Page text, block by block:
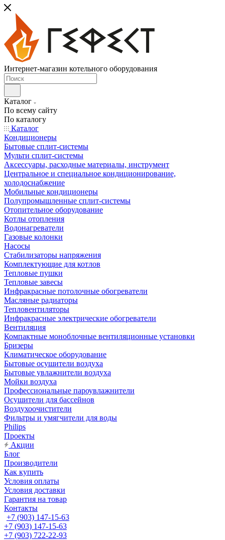
Интернет-магазин котельного оборудования
Каталог
По всему сайту
По каталогу
Каталог
Кондиционеры
Бытовые сплит-системы
Мульти сплит-системы
Аксессуары, расходные материалы, инструмент
Центральное и специальное кондиционирование,
холодоснабжение
Мобильные кондиционеры
Полупромышленные сплит-системы
Отопительное оборудование
Котлы отопления
Водонагреватели
Газовые колонки
Насосы
Стабилизаторы напряжения
Комплектующие для котлов
Тепловые пушки
Тепловые завесы
Инфракрасные потолочные обогреватели
Масляные радиаторы
Тепловентиляторы
Инфракрасные электрические обогреватели
Вентиляция
Компактные моноблочные вентиляционные установки
Бризеры
Климатическое оборудование
Бытовые осушители воздуха
Бытовые увлажнители воздуха
Мойки воздуха
Профессиональные пароувлажнители
Осушители для бассейнов
Воздухоочистители
Фильтры и умягчители для воды
Philips
Проекты
Акции
Блог
Производители
Как купить
Условия оплаты
Условия доставки
Гарантия на товар
Контакты
+7 (903) 147-15-63
+7 (903) 147-15-63
+7 (903) 722-22-93